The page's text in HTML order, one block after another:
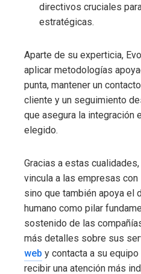
directivos cruciales
estratégicas.
Aparte de su experticia,
aplicar metodologías
punta, mantener un
cliente y un seguimiento
que asegura la integración
elegido.
Gracias a estas
vincula a las empresas
sino que también apoya el
humano como pilar
sostenido de las
más detalles sobre sus
web y contacta a su
recibir una atención más